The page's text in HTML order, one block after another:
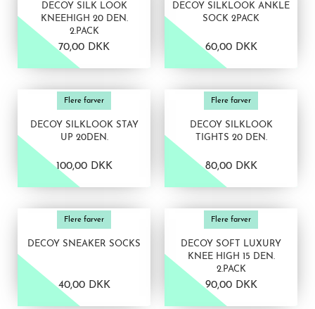
DECOY SILK LOOK
KNEEHIGH 20 DEN.
2.PACK
70,00 DKK
DECOY SILKLOOK ANKLE
SOCK 2PACK
60,00 DKK
Flere farver
DECOY SILKLOOK STAY
UP 20DEN.
100,00 DKK
Flere farver
DECOY SILKLOOK
TIGHTS 20 DEN.
80,00 DKK
Flere farver
DECOY SNEAKER SOCKS
40,00 DKK
Flere farver
DECOY SOFT LUXURY
KNEE HIGH 15 DEN.
2.PACK
90,00 DKK